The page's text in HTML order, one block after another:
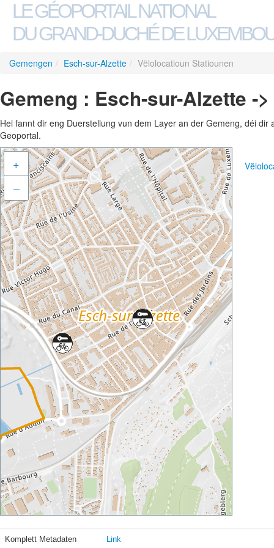
LE GÉOPORTAIL NATIONAL
DU GRAND-DUCHÉ DE
Gemengen / Esch-sur-Alzette / Vëlolocatioun Statiounen
Gemeng : Esch-sur-Alzette -
Hei fannt dir eng Duerstellung vun dem Layer an der Gemeng, déi
Geoportal.
+
–
Komplett Metadaten Link